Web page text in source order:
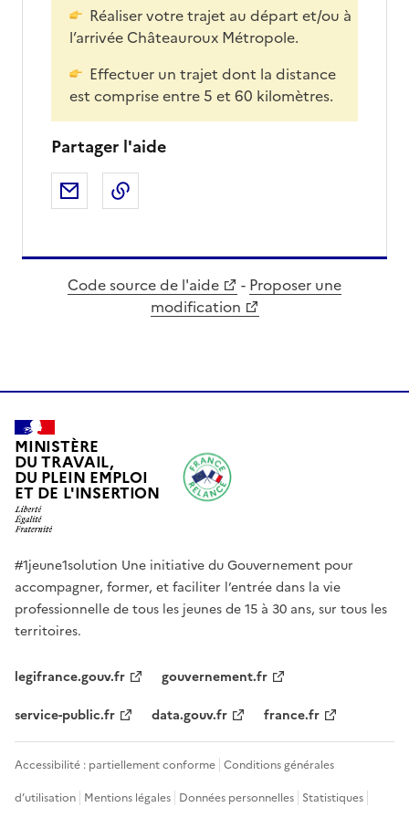
Réaliser votre trajet au départ et/ou à
l’arrivée Châteauroux Métropole.
Effectuer un trajet dont la distance
est comprise entre 5 et 60 kilomètres.
Partager l'aide
Partager par email
Code source de l'aide - Proposer une
modification
MINISTÈRE
DU TRAVAIL,
DU PLEIN EMPLOI
ET DE L'INSERTION
#1jeune1solution Une initiative du Gouvernement pour
accompagner, former, et faciliter l’entrée dans la vie
professionnelle de tous les jeunes de 15 à 30 ans, sur tous les
territoires.
legifrance.gouv.fr
gouvernement.fr
service-public.fr
data.gouv.fr france.fr
Accessibilité : partiellement conforme Conditions générales
d’utilisation Mentions légales Données personnelles Statistiques